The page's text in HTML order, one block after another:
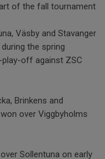
of the fall tournament
Väsby and Stavanger
the spring
play-off against ZSC
Brinkens and
over Viggbyholms
Sollentuna on early